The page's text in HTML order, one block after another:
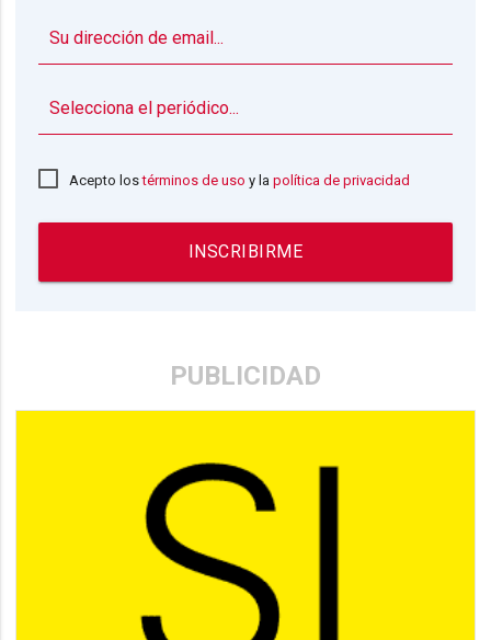
Acepto lostérminos de uso y lapolítica de privacidad
INSCRIBIRME
PUBLICIDAD